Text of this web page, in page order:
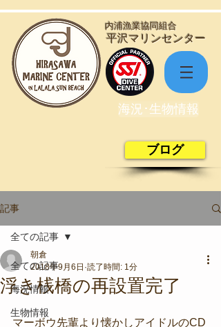
​平沢マリンセンター
​内浦漁業協同組合
海況･生物情報
ブログ
記事
全ての記事
海況情報
生物情報
全ての記事
浮き桟橋の再設置完了
朝倉
2018年9月6日 読了時間: 1分
マーボウ先輩より懐かしアイドルのCD